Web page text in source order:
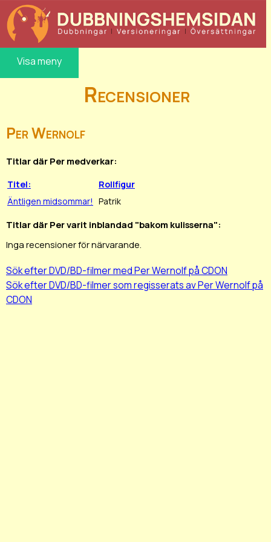
Visa meny
Recensioner
Per Wernolf
Titlar där Per medverkar:
Titel:
Rollfigur
Äntligen midsommar! Patrik
Titlar där Per varit inblandad "bakom kulisserna":
Inga recensioner för närvarande.
Sök efter DVD/BD-filmer med Per Wernolf på CDON
Sök efter DVD/BD-filmer som regisserats av Per Wernolf på
CDON